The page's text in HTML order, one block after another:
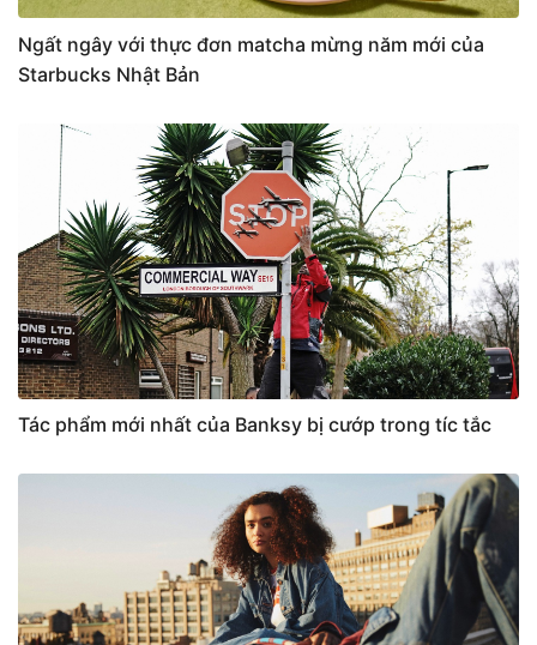
Ngất ngây với thực đơn matcha mừng năm mới của
Starbucks Nhật Bản
Tác phẩm mới nhất của Banksy bị cướp trong tíc tắc